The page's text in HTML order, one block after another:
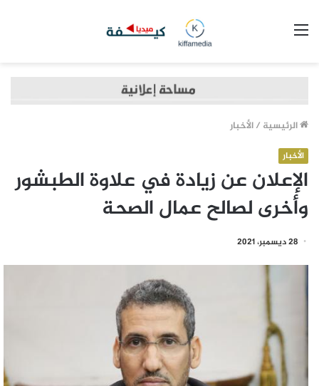
الرئيسية /الأخبار
الأخبار
الإعلان عن زيادة في علاوة الطبشور
وأخرى لصالح عمال الصحة
28 ديسمبر، 2021